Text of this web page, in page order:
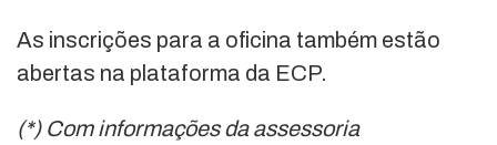
As inscrições para a oficina também estão
abertas na plataforma da ECP.
(*) Com informações da assessoria